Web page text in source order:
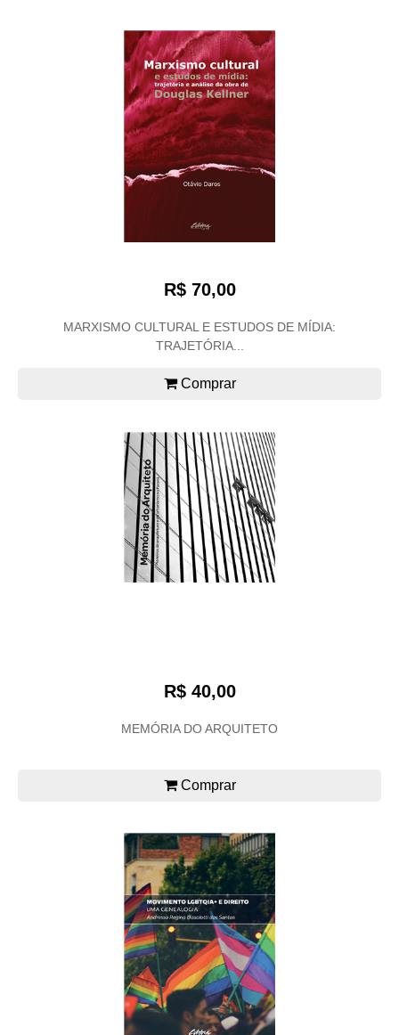
R$ 70,00
MARXISMO CULTURAL E ESTUDOS DE MÍDIA:
TRAJETÓRIA...
Comprar
R$ 40,00
MEMÓRIA DO ARQUITETO
Comprar